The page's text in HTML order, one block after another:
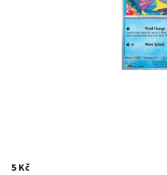
5 Kč